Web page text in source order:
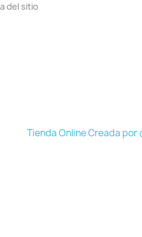
del sitio
Tienda Online Creada